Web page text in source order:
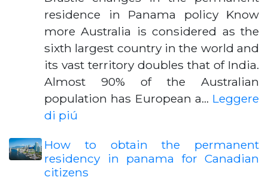
residence in Panama policy Know
more Australia is considered as the
sixth largest country in the world and
its vast territory doubles that of India.
Almost 90% of the Australian
population has European a… Leggere
di piú
How to obtain the permanent
residency in panama for Canadian
citizens